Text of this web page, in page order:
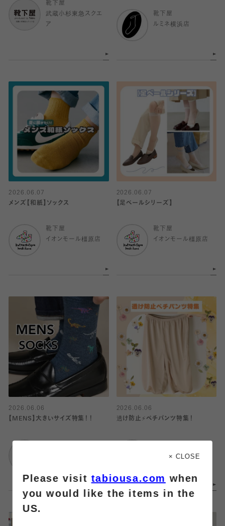
靴下屋
武蔵小杉東急スクエ
ア
靴下屋
ルミネ横浜店
2026.06.07
メンズ【和紙】ソックス
靴下屋
イオンモール橿原店
2026.06.07
【足ベールシリーズ】
靴下屋
イオンモール橿原店
2026.06.06
【MENS】大きいサイズ特集！！
2026.06.06
透け防止⚡️ペチパンツ特集！
武蔵小杉東急スクエ
× CLOSE
Please visittabiousa.com when
you would like the items in the
US.